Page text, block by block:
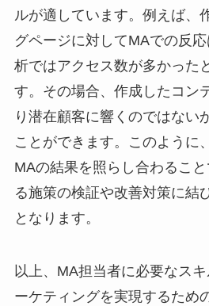
ルが適しています。例えば、
グページに対してMAでの反
析ではアクセス数が多かった
す。その場合、作成したコン
り潜在顧客に響くのではない
ことができます。このように
MAの結果を照らし合わるこ
る施策の検証や改善対策に結
となります。
以上、MA担当者に必要なス
ーケティングを実現するため